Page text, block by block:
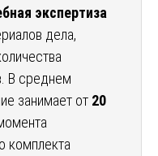
экспертиза
дела,
В среднем
занимает от 20
комплекта